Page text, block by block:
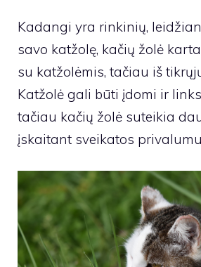
Kadangi yra rinkinių,
savo katžolę, kačių žolė
su katžolėmis, tačiau iš
Katžolė gali būti įdomi ir
tačiau kačių žolė suteikia
įskaitant sveikatos